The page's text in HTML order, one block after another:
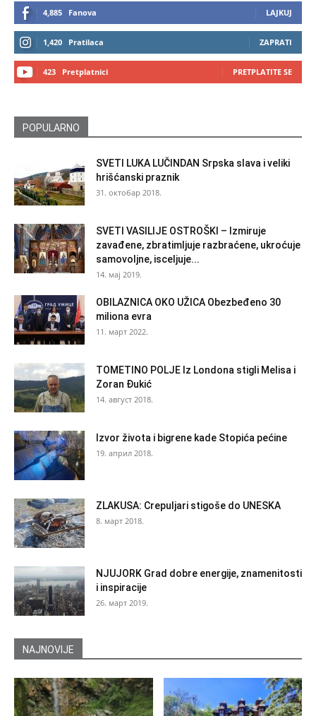
4,885 Fanova LAJKUJ
1,420 Pratilaca ZAPRATI
423 Pretplatnici PRETPLATITE SE
POPULARNO
SVETI LUKA LUČINDAN Srpska slava i veliki
hrišćanski praznik
31. октобар 2018.
SVETI VASILIJE OSTROŠKI – Izmiruje
zavađene, zbratimljuje razbraćene, ukroćuje
samovoljne, isceljuje...
14. мај 2019.
OBILAZNICA OKO UŽICA Obezbeđeno 30
miliona evra
11. март 2022.
TOMETINO POLJE Iz Londona stigli Melisa i
Zoran Đukić
14. август 2018.
Izvor života i bigrene kade Stopića pećine
19. април 2018.
ZLAKUSA: Crepuljari stigoše do UNESKA
8. март 2018.
NJUJORK Grad dobre energije, znamenitosti
i inspiracije
26. март 2019.
NAJNOVIJE